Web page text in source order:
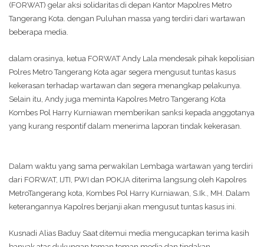
(FORWAT) gelar aksi solidaritas di depan Kantor Mapolres Metro
Tangerang Kota. dengan Puluhan massa yang terdiri dari wartawan
beberapa media.
dalam orasinya, ketua FORWAT Andy Lala mendesak pihak kepolisian
Polres Metro Tangerang Kota agar segera mengusut tuntas kasus
kekerasan terhadap wartawan dan segera menangkap pelakunya.
Selain itu, Andy juga meminta Kapolres Metro Tangerang Kota
Kombes Pol Harry Kurniawan memberikan sanksi kepada anggotanya
yang kurang respontif dalam menerima laporan tindak kekerasan.
Dalam waktu yang sama perwakilan Lembaga wartawan yang terdiri
dari FORWAT, IJTI, PWI dan POKJA diterima langsung oleh Kapolres
MetroTangerang kota, Kombes Pol Harry Kurniawan, S.Ik., MH. Dalam
keterangannya Kapolres berjanji akan mengusut tuntas kasus ini.
Kusnadi Alias Baduy Saat ditemui media mengucapkan terima kasih